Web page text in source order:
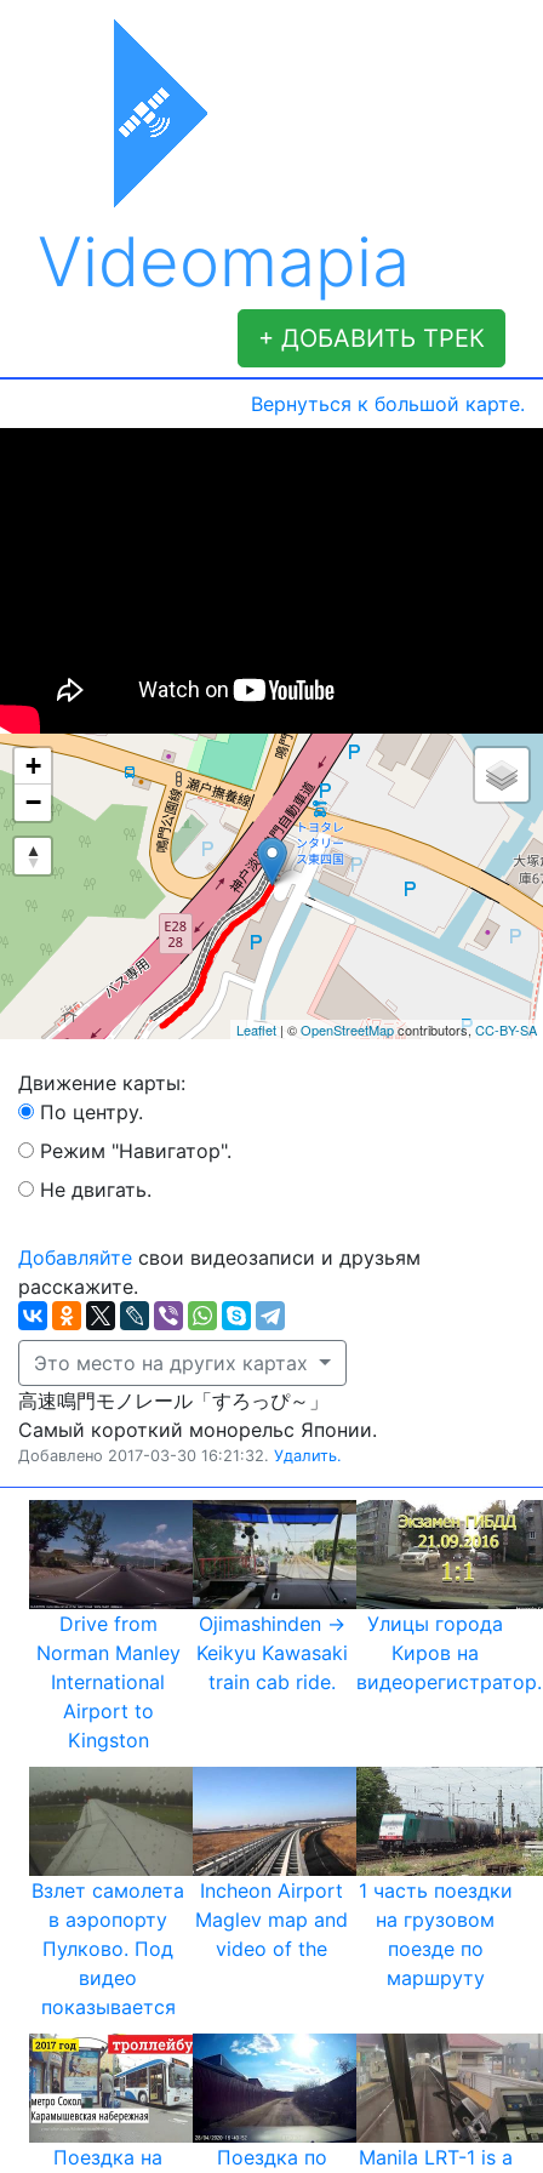
Videomapia
+ ДОБАВИТЬ ТРЕК
Вернуться к большой карте.
+
−
Leaflet | ©OpenStreetMapcontributors,CC-BY-SA
Движение карты:
По центру.
Режим "Навигатор".
Не двигать.
Добавляйте свои видеозаписи и друзьям
расскажите.
Это место на других картах
高速鳴門モノレール「すろっぴ～」
Самый короткий монорельс Японии.
Добавлено 2017-03-30 16:21:32. Удалить.
Drive from
Norman Manley
International
Airport to
Kingston
Ojimashinden →
Keikyu Kawasaki
train cab ride.
Улицы города
Киров на
видеорегистратор.
Взлет самолета
в аэропорту
Пулково. Под
видео
показывается
Incheon Airport
Maglev map and
video of the
1 часть поездки
на грузовом
поезде по
маршруту
Поездка на Поездка по Manila LRT-1 is a